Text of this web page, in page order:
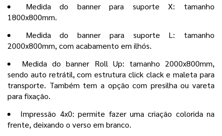
Medida do banner para suporte X: tamanho
1800x800mm.
Medida do banner para suporte L: tamanho
2000x800mm, com acabamento em ilhós.
Medida do banner Roll Up: tamanho 2000x800mm,
sendo auto retrátil, com estrutura click clack e maleta para
transporte. Também tem a opção com presilha ou vareta
para fixação.
Impressão 4x0: permite fazer uma criação colorida na
frente, deixando o verso em branco.